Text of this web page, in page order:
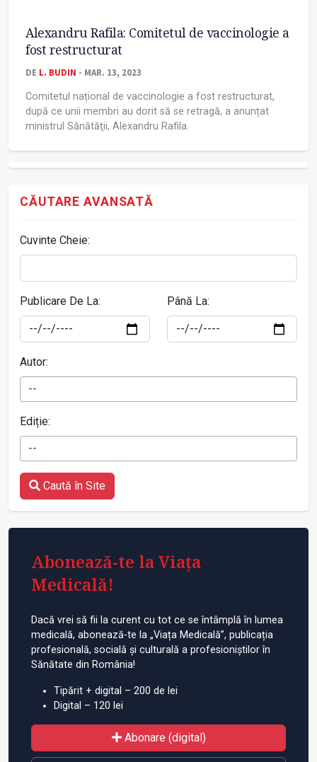
Alexandru Rafila: Comitetul de vaccinologie a
fost restructurat
DE L. BUDIN - MAR. 13, 2023
Comitetul național de vaccinologie a fost restructurat,
după ce unii membri au dorit să se retragă, a anunțat
ministrul Sănătăţii, Alexandru Rafila.
CĂUTARE AVANSATĂ
Cuvinte Cheie:
Publicare De La: Până La:
Autor:
--
Ediție:
--
Caută în Site
Abonează-te la Viața
Medicală!
Dacă vrei să fii la curent cu tot ce se întâmplă în lumea
medicală, abonează-te la „Viața Medicală”, publicația
profesională, socială și culturală a profesioniștilor în
Sănătate din România!
Tipărit + digital – 200 de lei
Digital – 120 lei
Abonare (digital)